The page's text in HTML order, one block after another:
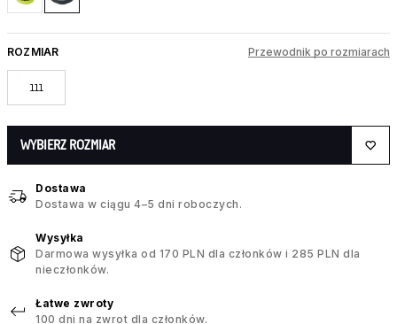
ROZMIAR Przewodnik po rozmiarach
111
WYBIERZ ROZMIAR
Dostawa
Dostawa w ciągu 4–5 dni roboczych.
Wysyłka
Darmowa wysyłka od 170 PLN dla członków i 285 PLN dla
nieczłonków.
Łatwe zwroty
100 dni na zwrot dla członków.